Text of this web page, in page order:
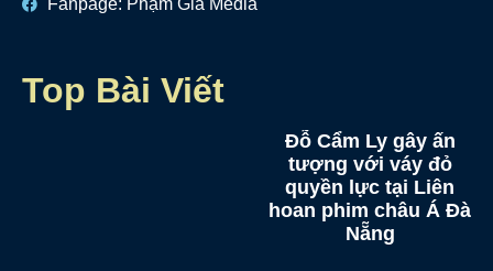
Fanpage: Phạm Gia Media
Top Bài Viết
Đỗ Cẩm Ly gây ấn
tượng với váy đỏ
quyền lực tại Liên
hoan phim châu Á Đà
Nẵng